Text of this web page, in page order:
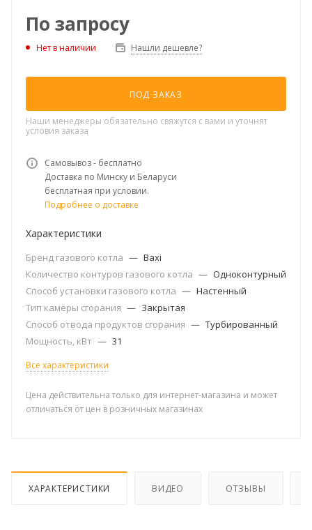
По запросу
Нет в наличии Нашли дешевле?
ПОД ЗАКАЗ
Наши менеджеры обязательно свяжутся с вами и уточнят
условия заказа
Самовывоз - бесплатно
Доставка по Минску и Беларуси
бесплатная при условии.
Подробнее о доставке
Характеристики
Бренд газового котла — Baxi
Количество контуров газового котла — Одноконтурный
Способ установки газового котла — Настенный
Тип камеры сгорания — Закрытая
Способ отвода продуктов сгорания — Турбированный
Мощность, кВт — 31
Все характеристики
Цена действительна только для интернет-магазина и может
отличаться от цен в розничных магазинах
ХАРАКТЕРИСТИКИ ВИДЕО ОТЗЫВЫ